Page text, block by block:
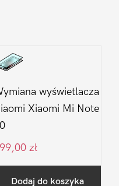
wyświetlacza
Xiaomi Mi Note
zł
Dodaj do koszyka